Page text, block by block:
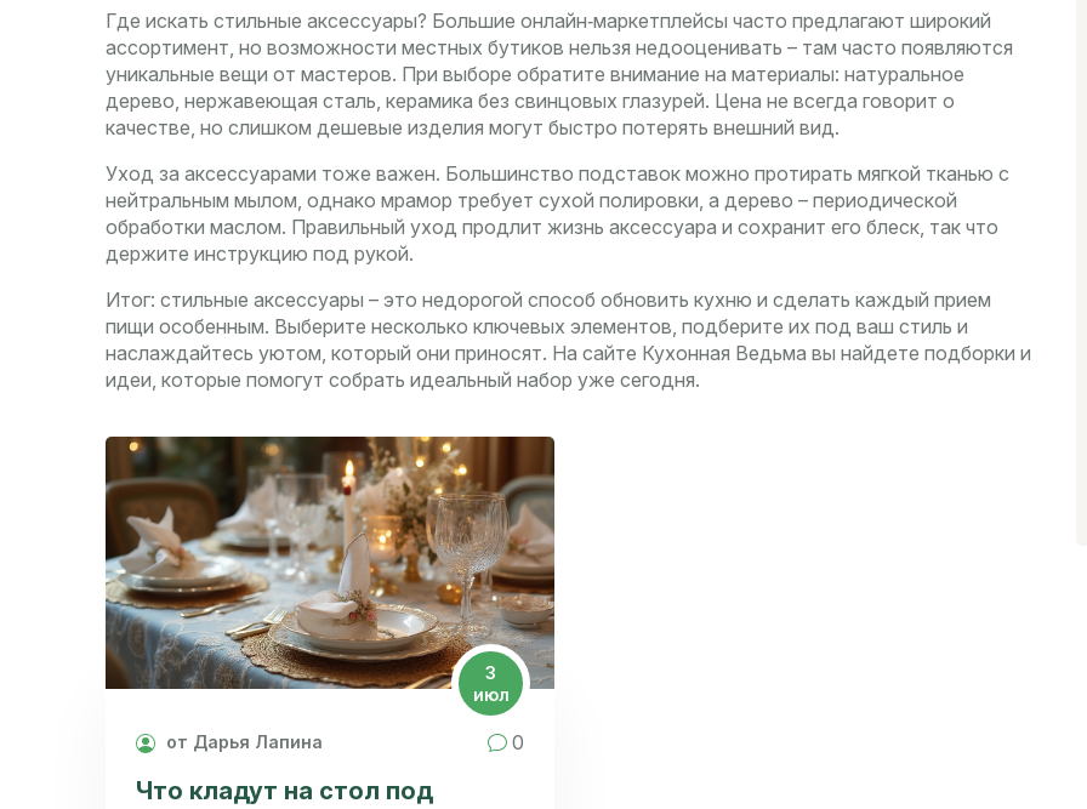
Где искать стильные аксессуары? Большие онлайн‑маркетплейсы часто предлагают широкий
ассортимент, но возможности местных бутиков нельзя недооценивать – там часто появляются
уникальные вещи от мастеров. При выборе обратите внимание на материалы: натуральное
дерево, нержавеющая сталь, керамика без свинцовых глазурей. Цена не всегда говорит о
качестве, но слишком дешевые изделия могут быстро потерять внешний вид.
Уход за аксессуарами тоже важен. Большинство подставок можно протирать мягкой тканью с
нейтральным мылом, однако мрамор требует сухой полировки, а дерево – периодической
обработки маслом. Правильный уход продлит жизнь аксессуара и сохранит его блеск, так что
держите инструкцию под рукой.
Итог: стильные аксессуары – это недорогой способ обновить кухню и сделать каждый прием
пищи особенным. Выберите несколько ключевых элементов, подберите их под ваш стиль и
наслаждайтесь уютом, который они приносят. На сайте Кухонная Ведьма вы найдете подборки и
идеи, которые помогут собрать идеальный набор уже сегодня.
3
июл
от Дарья Лапина 0
Что кладут на стол под